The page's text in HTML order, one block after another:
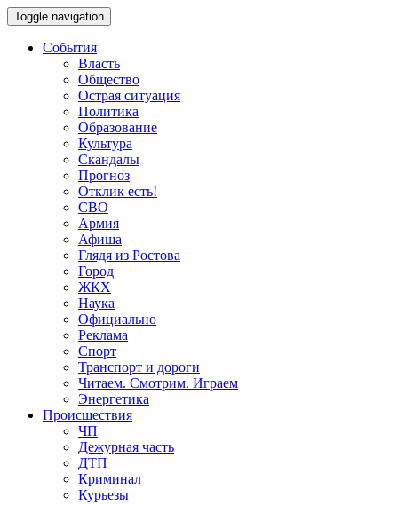
Toggle navigation
События
Власть
Общество
Острая ситуация
Политика
Образование
Культура
Скандалы
Прогноз
Отклик есть!
СВО
Армия
Афиша
Глядя из Ростова
Город
ЖКХ
Наука
Официально
Реклама
Спорт
Транспорт и дороги
Читаем. Смотрим. Играем
Энергетика
Происшествия
ЧП
Дежурная часть
ДТП
Криминал
Курьезы